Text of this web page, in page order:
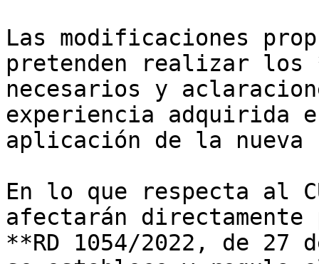
Las modificaciones
pretenden realizar los
necesarios y
experiencia adquirida
aplicación de la nueva
En lo que respecta al
afectarán
**RD 1054/2022, de